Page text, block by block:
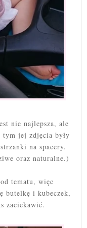
nie najlepsza, ale
tym jej zdjęcia były
na spacery.
oraz naturalne.)
tematu, więc
butelkę i kubeczek,
zaciekawić.